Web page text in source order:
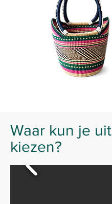
Waar kun je uit
kiezen?